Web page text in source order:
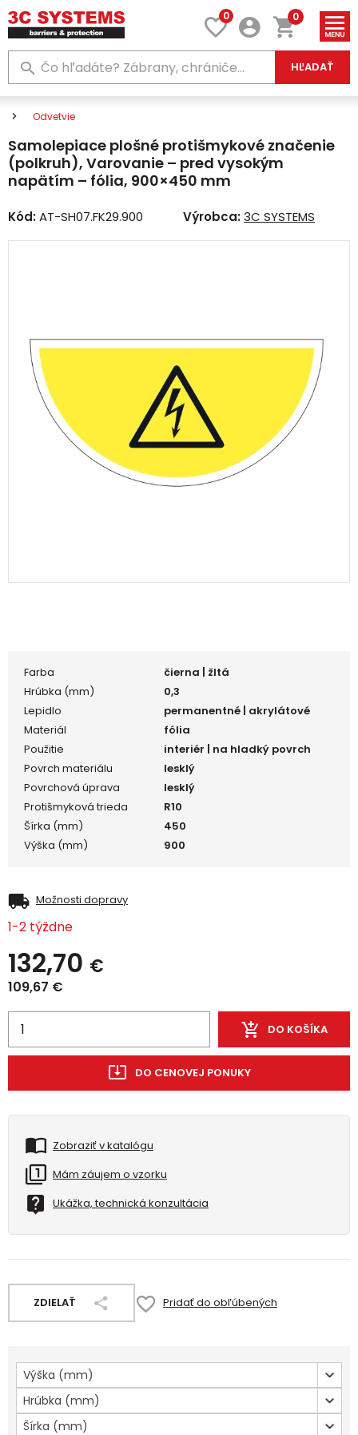
0
HĽADAŤ
0
Odvetvie
Samolepiace plošné protišmykové značenie
(polkruh), Varovanie – pred vysokým
napätím – fólia, 900×450 mm
Kód:AT-SH07.FK29.900 Výrobca:3C SYSTEMS
Farba
čierna | žltá
Hrúbka (mm)
0,3
Lepidlo
permanentné | akrylátové
Materiál
fólia
Použitie
interiér | na hladký povrch
Povrch materiálu
lesklý
Povrchová úprava
lesklý
Protišmyková trieda
R10
Šírka (mm)
450
Výška (mm)
900
Možnosti dopravy
1-2 týždne
132,70 €
109,67 €
DO KOŠÍKA
DO CENOVEJ PONUKY
Zobraziť v katalógu
Mám záujem o vzorku
Ukážka, technická konzultácia
ZDIELAŤ Pridať do obľúbených
Výška (mm)
Hrúbka (mm)
Šírka (mm)